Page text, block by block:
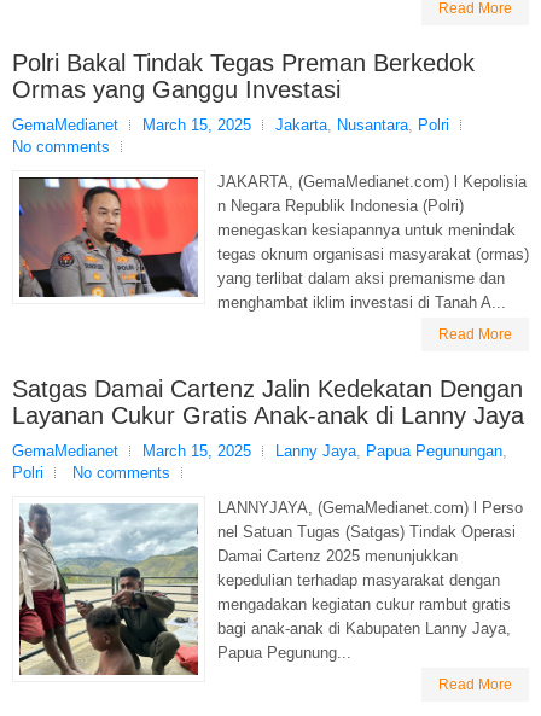
Read More
Polri Bakal Tindak Tegas Preman Berkedok
Ormas yang Ganggu Investasi
GemaMedianet March 15, 2025 Jakarta, Nusantara, Polri
No comments
JAKARTA, (GemaMedianet.com) l Kepolisia
n Negara Republik Indonesia (Polri)
menegaskan kesiapannya untuk menindak
tegas oknum organisasi masyarakat (ormas)
yang terlibat dalam aksi premanisme dan
menghambat iklim investasi di Tanah A...
Read More
Satgas Damai Cartenz Jalin Kedekatan Dengan
Layanan Cukur Gratis Anak-anak di Lanny Jaya
GemaMedianet March 15, 2025 Lanny Jaya, Papua Pegunungan,
Polri
No comments
LANNYJAYA, (GemaMedianet.com) l Perso
nel Satuan Tugas (Satgas) Tindak Operasi
Damai Cartenz 2025 menunjukkan
kepedulian terhadap masyarakat dengan
mengadakan kegiatan cukur rambut gratis
bagi anak-anak di Kabupaten Lanny Jaya,
Papua Pegunung...
Read More